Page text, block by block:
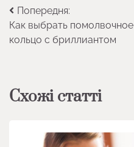
Навігація
записів
Попередня:
Как выбрать помолвочное
кольцо с бриллиантом
Схожі статті